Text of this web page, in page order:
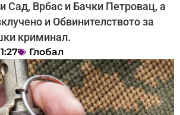
Сад, Врбас и Бачки Петровац, а
и Обвинителството за
криминал.
Глобал